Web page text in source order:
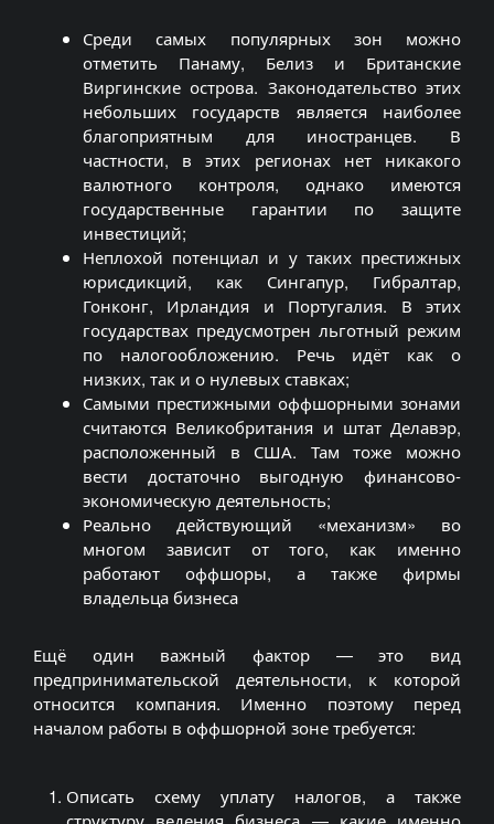
Среди самых популярных зон можно
отметить Панаму, Белиз и Британские
Виргинские острова. Законодательство этих
небольших государств является наиболее
благоприятным для иностранцев. В
частности, в этих регионах нет никакого
валютного контроля, однако имеются
государственные гарантии по защите
инвестиций;
Неплохой потенциал и у таких престижных
юрисдикций, как Сингапур, Гибралтар,
Гонконг, Ирландия и Португалия. В этих
государствах предусмотрен льготный режим
по налогообложению. Речь идёт как о
низких, так и о нулевых ставках;
Самыми престижными оффшорными зонами
считаются Великобритания и штат Делавэр,
расположенный в США. Там тоже можно
вести достаточно выгодную финансово-
экономическую деятельность;
Реально действующий «механизм» во
многом зависит от того, как именно
работают оффшоры, а также фирмы
владельца бизнеса
Ещё один важный фактор — это вид
предпринимательской деятельности, к которой
относится компания. Именно поэтому перед
началом работы в оффшорной зоне требуется:
Описать схему уплату налогов, а также